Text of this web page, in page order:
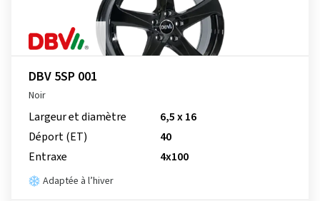
DBV 5SP 001
Noir
Largeur et diamètre
6,5 x 16
Déport (ET)
40
Entraxe
4x100
Adaptée à l’hiver